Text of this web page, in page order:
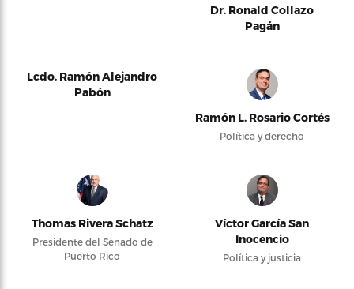
Dr. Ronald Collazo
Pagán
Lcdo. Ramón Alejandro
Pabón
Ramón L. Rosario Cortés
Política y derecho
Thomas Rivera Schatz
Presidente del Senado de
Puerto Rico
Víctor García San
Inocencio
Política y justicia